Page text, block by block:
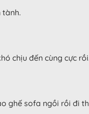
tành.
chịu đến cùng cực
ghế sofa ngồi rồi đi